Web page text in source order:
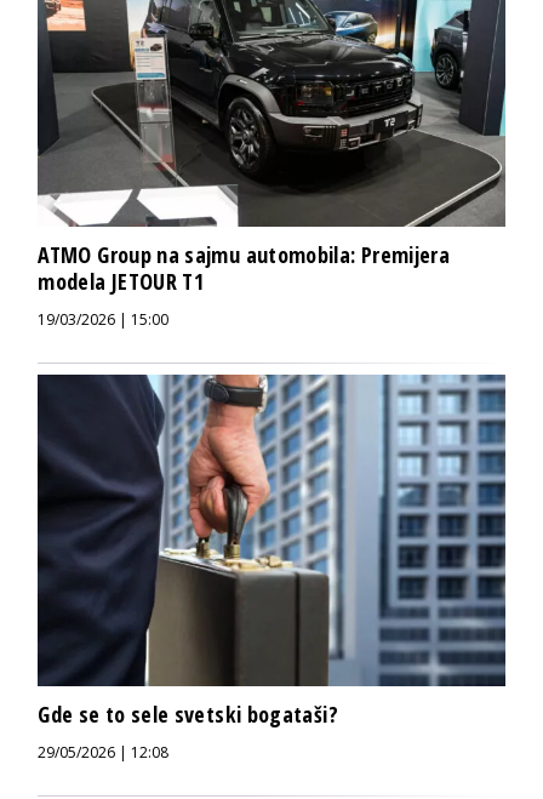
ATMO Group na sajmu automobila: Premijera
modela JETOUR T1
19/03/2026 | 15:00
Gde se to sele svetski bogataši?
29/05/2026 | 12:08